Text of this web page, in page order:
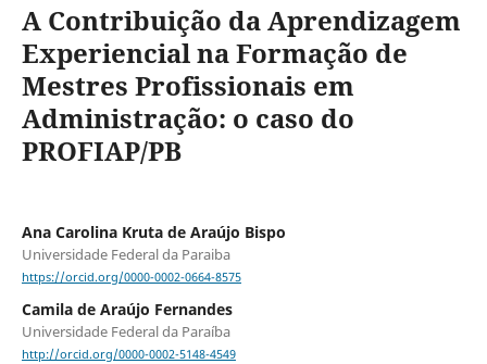
A Contribuição da Aprendizagem
Experiencial na Formação de
Mestres Profissionais em
Administração: o caso do
PROFIAP/PB
Ana Carolina Kruta de Araújo Bispo
Universidade Federal da Paraiba
https://orcid.org/0000-0002-0664-8575
Camila de Araújo Fernandes
Universidade Federal da Paraíba
http://orcid.org/0000-0002-5148-4549